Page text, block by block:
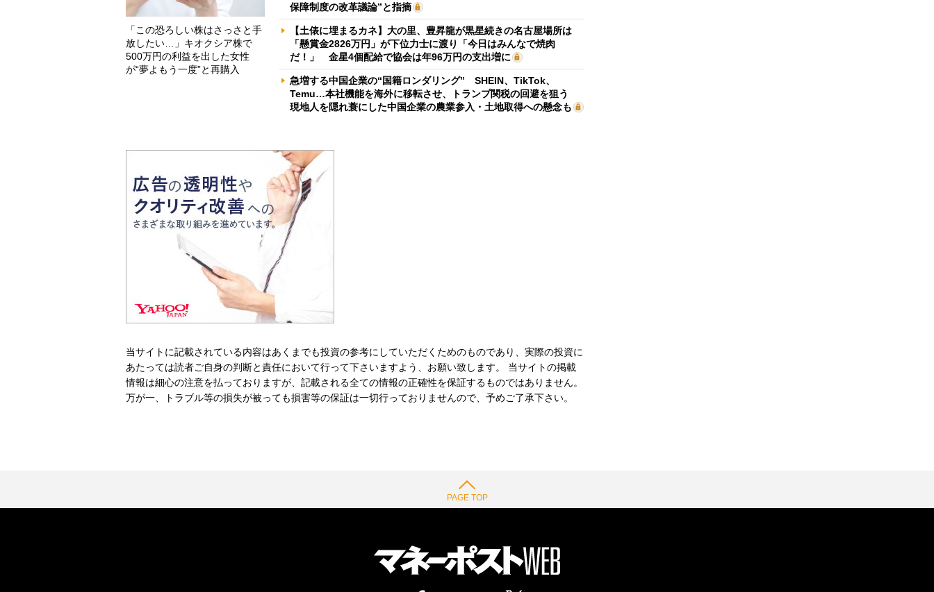
「この恐ろしい株はさっさと手
放したい…」キオクシア株で
500万円の利益を出した女性
が“夢よもう一度”と再購入
保障制度の改革議論”と指摘
【土俵に埋まるカネ】大の里、豊昇龍が黒星続きの名古屋場所は
「懸賞金2826万円」が下位力士に渡り「今日はみんなで焼肉
だ！」 金星4個配給で協会は年96万円の支出増に
急増する中国企業の“国籍ロンダリング” SHEIN、TikTok、
Temu…本社機能を海外に移転させ、トランプ関税の回避を狙う
現地人を隠れ蓑にした中国企業の農業参入・土地取得への懸念も
当サイトに記載されている内容はあくまでも投資の参考にしていただくためのものであり、実際の投資に
あたっては読者ご自身の判断と責任において行って下さいますよう、お願い致します。 当サイトの掲載
情報は細心の注意を払っておりますが、記載される全ての情報の正確性を保証するものではありません。
万が一、トラブル等の損失が被っても損害等の保証は一切行っておりませんので、予めご了承下さい。
PAGE TOP